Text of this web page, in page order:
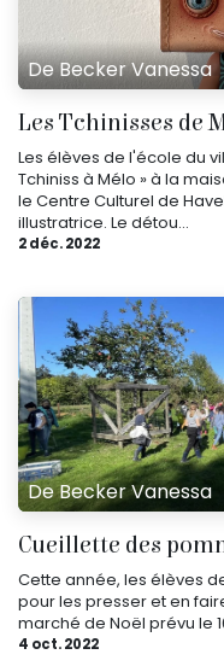
De Becker Vanessa
Les Tchinisses d​e
Les élèves de l'école du
Tchiniss à Mélo » à la
le Centre Culturel de
illustratrice. Le détou...
2 déc. 2022
De Becker Vanessa
Cueillette des
Cette année, les élèves
pour les presser et en
marché de Noël prévu le
4 oct. 2022